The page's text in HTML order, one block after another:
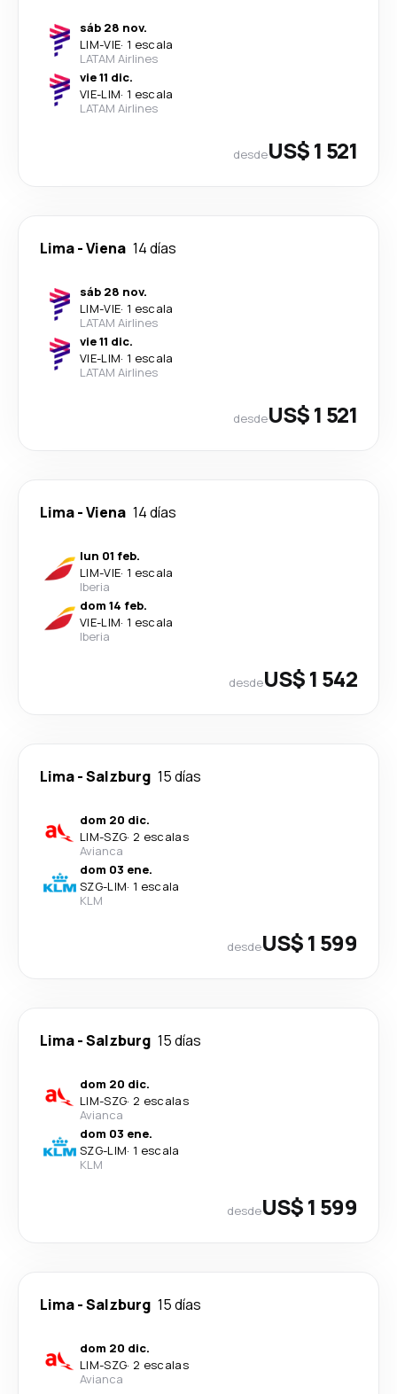
sáb 28 nov.
LIM-VIE· 1 escala
LATAM Airlines
vie 11 dic.
VIE-LIM· 1 escala
LATAM Airlines
desdeUS$ 1 521
Lima-Viena 14 días
sáb 28 nov.
LIM-VIE· 1 escala
LATAM Airlines
vie 11 dic.
VIE-LIM· 1 escala
LATAM Airlines
desdeUS$ 1 521
Lima-Viena 14 días
lun 01 feb.
LIM-VIE· 1 escala
Iberia
dom 14 feb.
VIE-LIM· 1 escala
Iberia
desdeUS$ 1 542
Lima-Salzburg 15 días
dom 20 dic.
LIM-SZG· 2 escalas
Avianca
dom 03 ene.
SZG-LIM· 1 escala
KLM
desdeUS$ 1 599
Lima-Salzburg 15 días
dom 20 dic.
LIM-SZG· 2 escalas
Avianca
dom 03 ene.
SZG-LIM· 1 escala
KLM
desdeUS$ 1 599
Lima-Salzburg 15 días
dom 20 dic.
LIM-SZG· 2 escalas
Avianca